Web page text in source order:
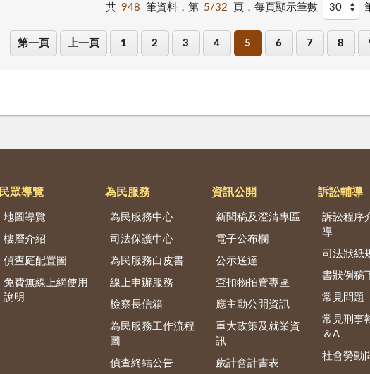
共 948 筆資料，第 5/32 頁， 每頁顯示筆數
第一頁 上一頁 1 2 3 4 5 6 7 8
民眾導覽
地圖導覽
樓層介紹
偵查庭配置圖
免費無線上網使用
說明
為民服務
為民服務中心
司法保護中心
為民服務白皮書
線上申辦服務
檢察長信箱
為民服務工作流程
圖
偵查終結公告
資訊公開
新聞稿及澄清專區
電子公布欄
公示送達
查扣物拍賣專區
應主動公開資訊
重大政策及就業資
訊
歲計會計書表
訴訟輔導
訴訟程序
導
司法狀紙
書狀例稿
常見問題
常見刑事
＆A
社會勞動